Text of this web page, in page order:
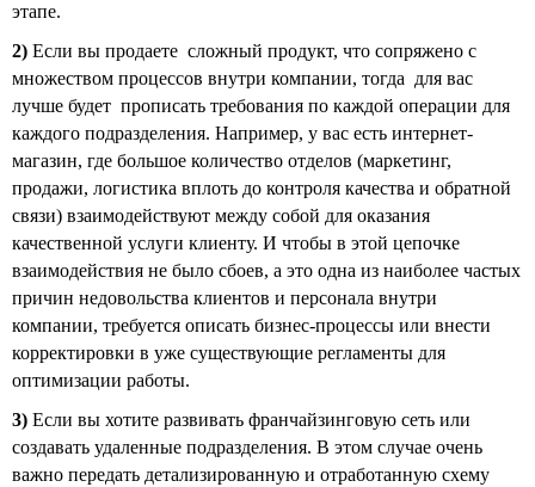
этапе.
2) Если вы продаете сложный продукт, что сопряжено с
множеством процессов внутри компании, тогда для вас
лучше будет прописать требования по каждой операции для
каждого подразделения. Например, у вас есть интернет-
магазин, где большое количество отделов (маркетинг,
продажи, логистика вплоть до контроля качества и обратной
связи) взаимодействуют между собой для оказания
качественной услуги клиенту. И чтобы в этой цепочке
взаимодействия не было сбоев, а это одна из наиболее частых
причин недовольства клиентов и персонала внутри
компании, требуется описать бизнес-процессы или внести
корректировки в уже существующие регламенты для
оптимизации работы.
3) Если вы хотите развивать франчайзинговую сеть или
создавать удаленные подразделения. В этом случае очень
важно передать детализированную и отработанную схему